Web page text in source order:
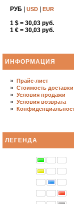
РУБ USD EUR
1 $ = 30,03 руб.
1 € = 30,03 руб.
ИНФОРМАЦИЯ
» Прайс-лист
» Стоимость доставки
» Условия продажи
» Условия возврата
»
ЛЕГЕНДА